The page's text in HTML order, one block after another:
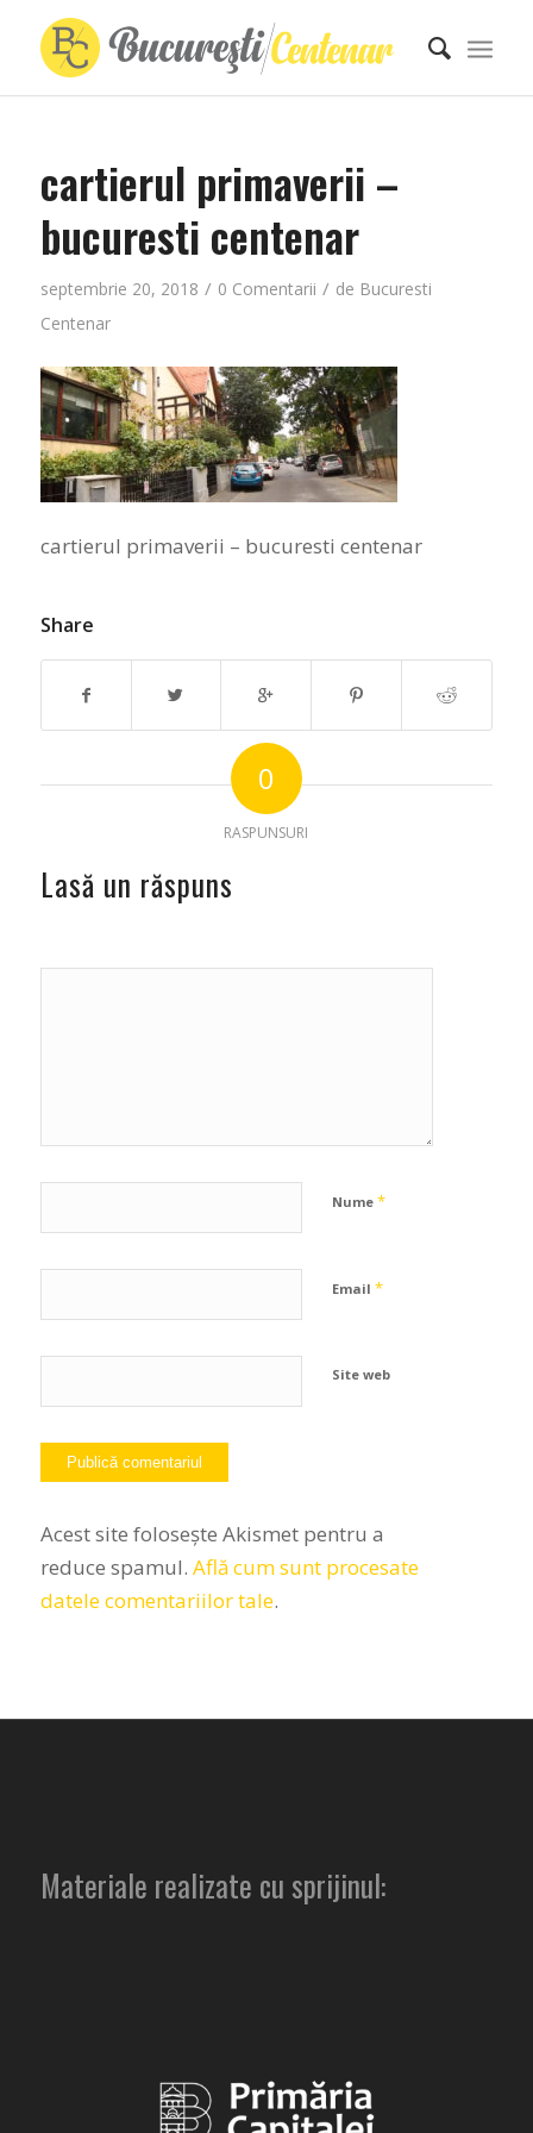
cartierul primaverii –
bucuresti centenar
septembrie 20, 2018 / 0 Comentarii / de Bucuresti
Centenar
cartierul primaverii – bucuresti centenar
Share
0
RASPUNSURI
Lasă un răspuns
Nume *
Email *
Site web
Acest site folosește Akismet pentru a
reduce spamul. Află cum sunt procesate
datele comentariilor tale.
Materiale realizate cu sprijinul: